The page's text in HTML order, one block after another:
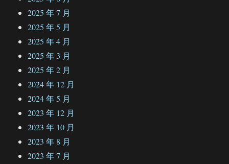
2025 年 7 月
2025 年 5 月
2025 年 4 月
2025 年 3 月
2025 年 2 月
2024 年 12 月
2024 年 5 月
2023 年 12 月
2023 年 10 月
2023 年 8 月
2023 年 7 月